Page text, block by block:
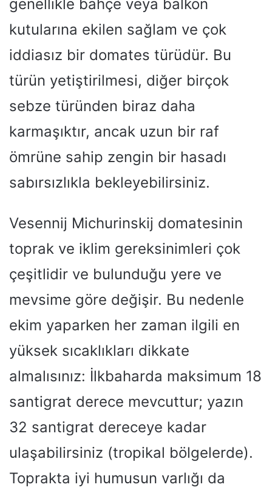
genellikle bahçe veya balkon
kutularına ekilen sağlam ve çok
iddiasız bir domates türüdür. Bu
türün yetiştirilmesi, diğer birçok
sebze türünden biraz daha
karmaşıktır, ancak uzun bir raf
ömrüne sahip zengin bir hasadı
sabırsızlıkla bekleyebilirsiniz.
Vesennij Michurinskij domatesinin
toprak ve iklim gereksinimleri çok
çeşitlidir ve bulunduğu yere ve
mevsime göre değişir. Bu nedenle
ekim yaparken her zaman ilgili en
yüksek sıcaklıkları dikkate
almalısınız: İlkbaharda maksimum 18
santigrat derece mevcuttur; yazın
32 santigrat dereceye kadar
ulaşabilirsiniz (tropikal bölgelerde).
Toprakta iyi humusun varlığı da